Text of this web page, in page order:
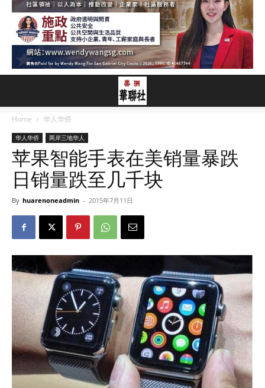
Home 华人华侨
华人华侨 两岸三地华人
苹果智能手表在美销量暴跌
日销量跌至几千块
By huarenoneadmin - 2015年7月11日